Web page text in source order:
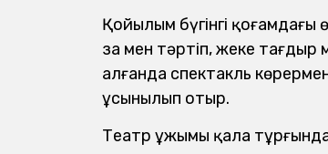
Қойылым бүгінгі қоғамдағы
заң мен тәртіп, жеке
алғанда спектакль
ұсынылып отыр.
Театр ұжымы қала